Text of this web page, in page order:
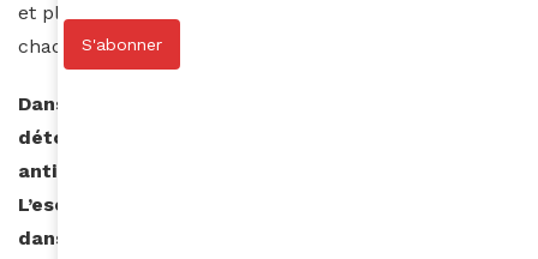
et plus les années passent mieux je comprends
chacun de leurs mots que j’ai retenus.
Dans le chapitre « Koulè », vous affirmez sans
détour : « Qu’on le veuille ou non, les sociétés
antillaises sont nées dans l’esclavage…
L’esclavage les a modelées… Il est omniprésent
dans les consciences… ». Que voulez-vous dire
S'abonner